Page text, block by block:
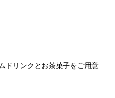
ドリンクとお茶菓子をご用意